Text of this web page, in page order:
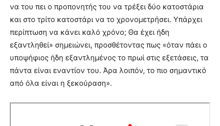
να του πει ο προπονητής του να τρέξει δύο κατοστάρια
και στο τρίτο κατοστάρι να το χρονομετρήσει. Υπάρχει
περίπτωση να κάνει καλό χρόνο; Θα έχει ήδη
εξαντληθεί» σημειώνει, προσθέτοντας πως «όταν πάει ο
υποψήφιος ήδη εξαντλημένος το πρωί στις εξετάσεις, τα
πάντα είναι εναντίον του. Άρα λοιπόν, το πιο σημαντικό
από όλα είναι η ξεκούραση».